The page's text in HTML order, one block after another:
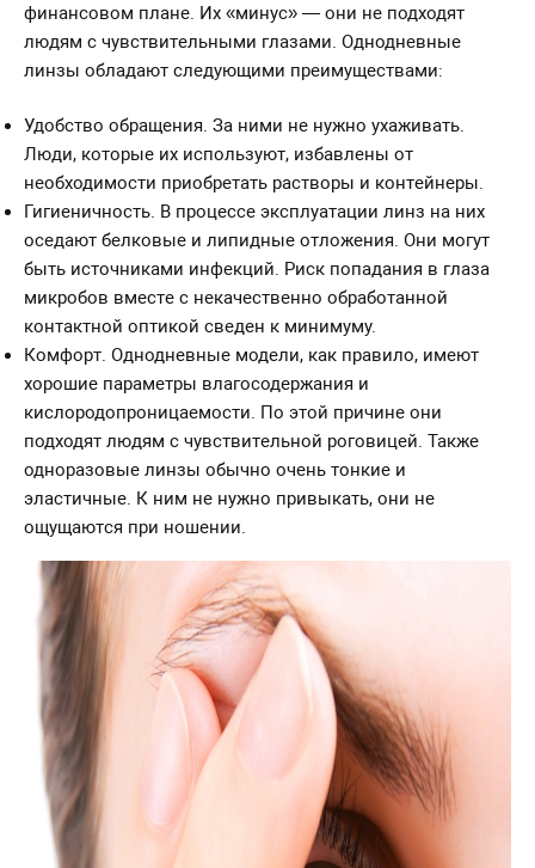
финансовом плане. Их «минус» — они не подходят
людям с чувствительными глазами. Однодневные
линзы обладают следующими преимуществами:
Удобство обращения. За ними не нужно ухаживать.
Люди, которые их используют, избавлены от
необходимости приобретать растворы и контейнеры.
Гигиеничность. В процессе эксплуатации линз на них
оседают белковые и липидные отложения. Они могут
быть источниками инфекций. Риск попадания в глаза
микробов вместе с некачественно обработанной
контактной оптикой сведен к минимуму.
Комфорт. Однодневные модели, как правило, имеют
хорошие параметры влагосодержания и
кислородопроницаемости. По этой причине они
подходят людям с чувствительной роговицей. Также
одноразовые линзы обычно очень тонкие и
эластичные. К ним не нужно привыкать, они не
ощущаются при ношении.